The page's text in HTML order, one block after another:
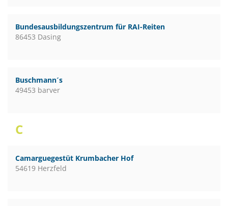
Bundesausbildungszentrum für RAI-Reiten
86453 Dasing
Buschmann´s
49453 barver
C
Camarguegestüt Krumbacher Hof
54619 Herzfeld